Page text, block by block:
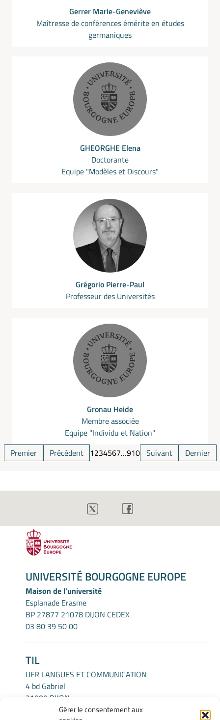
Gérer le consentement aux
Gerrer Marie-Geneviève
Maîtresse de conférences émérite en études
germaniques
GHEORGHE Elena
Doctorante
Equipe "Modèles et Discours"
Grégorio Pierre-Paul
Professeur des Universités
Gronau Heide
Membre associée
Equipe "Individu et Nation"
Premier
Précédent 1234567…910 Suivant Dernier
UNIVERSITÉ BOURGOGNE EUROPE
Maison de l'université
Esplanade Erasme
BP 27877 21078 DIJON CEDEX
03 80 39 50 00
TIL
UFR LANGUES ET COMMUNICATION
4 bd Gabriel
21000 DIJON